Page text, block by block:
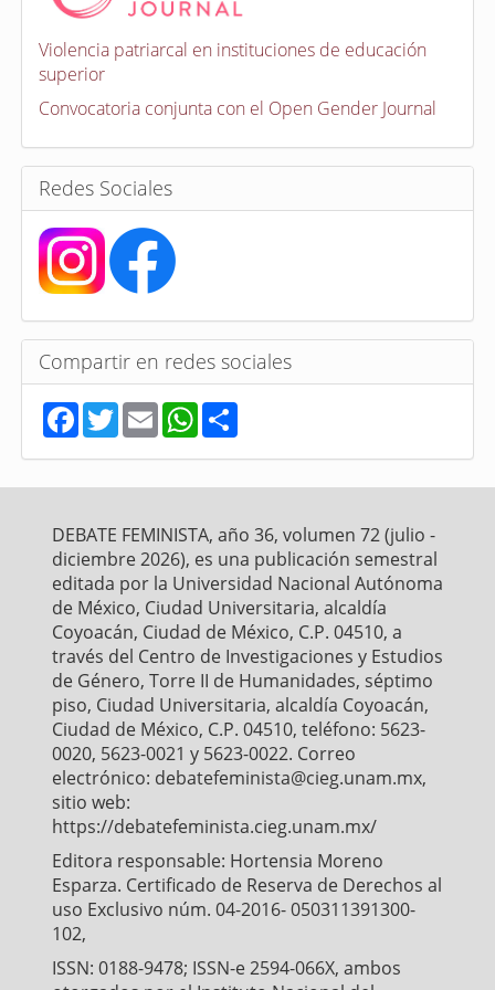
a
t
o
r
a
s
Violencia patriarcal en instituciones de educación
superior
Convocatoria conjunta con el Open Gender Journal
Redes Sociales
Compartir en redes sociales
F
a
e
b
k
T
w
t
t
E
m
i
l
W
h
t
s
p
S
h
r
e
DEBATE FEMINISTA, año 36, volumen 72 (julio -
diciembre 2026), es una publicación semestral
editada por la Universidad Nacional Autónoma
de México, Ciudad Universitaria, alcaldía
Coyoacán, Ciudad de México, C.P. 04510, a
través del Centro de Investigaciones y Estudios
de Género, Torre II de Humanidades, séptimo
piso, Ciudad Universitaria, alcaldía Coyoacán,
Ciudad de México, C.P. 04510, teléfono: 5623-
0020, 5623-0021 y 5623-0022. Correo
electrónico: debatefeminista@cieg.unam.mx,
sitio web:
https://debatefeminista.cieg.unam.mx/
Editora responsable: Hortensia Moreno
Esparza. Certificado de Reserva de Derechos al
uso Exclusivo núm. 04-2016- 050311391300-
102,
ISSN: 0188-9478; ISSN-e 2594-066X, ambos